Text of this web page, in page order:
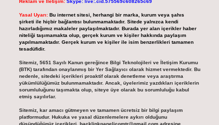
Reklam ve İletişim: Skype: live:.cid.575569c608265c69
Yasal Uyarı: Bu internet sitesi, herhangi bir marka, kurum veya şahıs
şirketi ile hiçbir bağlantısı bulunmamaktadır. Sitede yalnızca kendi
hazırladığımız makaleler paylaşılmaktadır. Burada yer alan içerikler haber
niteliği taşımamakta olup, gerçek kurum ve kişiler hakkında paylaşım
yapılmamaktadır. Gerçek kurum ve kişiler ile isim benzerlikleri tamamen
tesadüfidir.
Sitemiz, 5651 Sayılı Kanun gereğince Bilgi Teknolojileri ve İletişim Kurumu
(BTK) tarafından onaylanmış bir Yer Sağlayıcı olarak hizmet vermektedir. Bu
nedenle, sitedeki içerikleri proaktif olarak denetleme veya araştırma
yükümlülüğümüz bulunmamaktadır. Ancak, üyelerimiz yazdıkları içeriklerin
sorumluluğunu taşımakta olup, siteye üye olarak bu sorumluluğu kabul
etmiş sayılırlar.
Sitemiz, kar amacı gütmeyen ve tamamen ücretsiz bir bilgi paylaşım
platformudur. Hukuka ve yasal düzenlemelere aykırı olduğunu